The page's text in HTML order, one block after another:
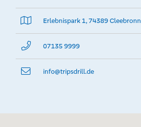
Erlebnispark 1, 74389 Cleebronn
07135 9999
info@­tripsdrill.de